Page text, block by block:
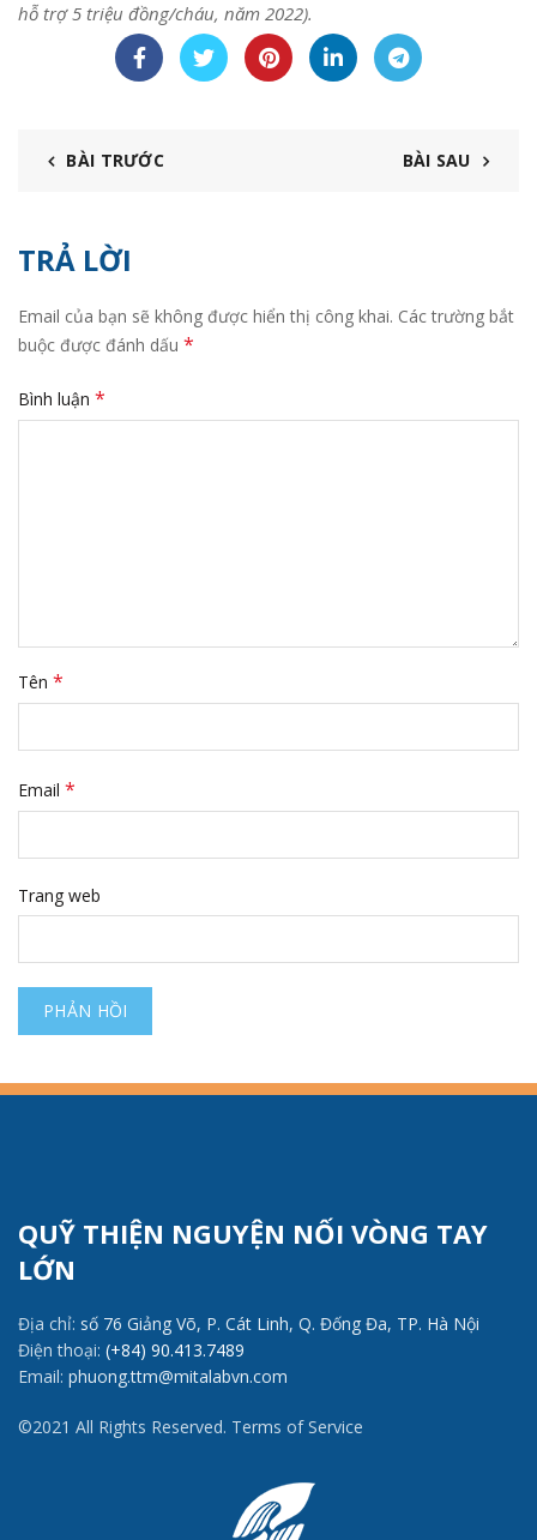
hỗ trợ 5 triệu đồng/cháu, năm 2022).
BÀI TRƯỚC BÀI SAU
TRẢ LỜI
Email của bạn sẽ không được hiển thị công khai. Các trường bắt
buộc được đánh dấu *
Bình luận *
Tên *
Email *
Trang web
QUỸ THIỆN NGUYỆN NỐI VÒNG TAY
LỚN
Địa chỉ: số 76 Giảng Võ, P. Cát Linh, Q. Đống Đa, TP. Hà Nội
Điện thoại: (+84) 90.413.7489
Email: phuong.ttm@mitalabvn.com
©2021 All Rights Reserved. Terms of Service